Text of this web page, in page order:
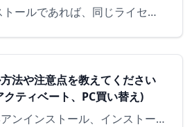
同じPCへのインストールであれば、同じライセンスでのインストールは可能です。 ※「インストール手順」については、こちら をご参照ください。
法や注意点を教えてください
ティベート、PC買い替え)
以下の手順に従いアンインストール、インストール、アクティベートを実施ください。 AppGuardは「TamperGuard (サービス改竄防止) *1」によって保護されているためアンインストールする場…